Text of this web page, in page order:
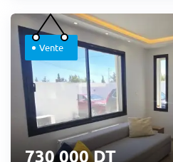
Vente
730 000 DT